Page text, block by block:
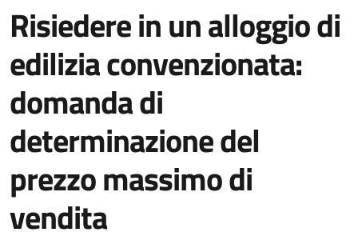
Risiedere in un alloggio di
edilizia convenzionata:
domanda di
determinazione del
prezzo massimo di
vendita